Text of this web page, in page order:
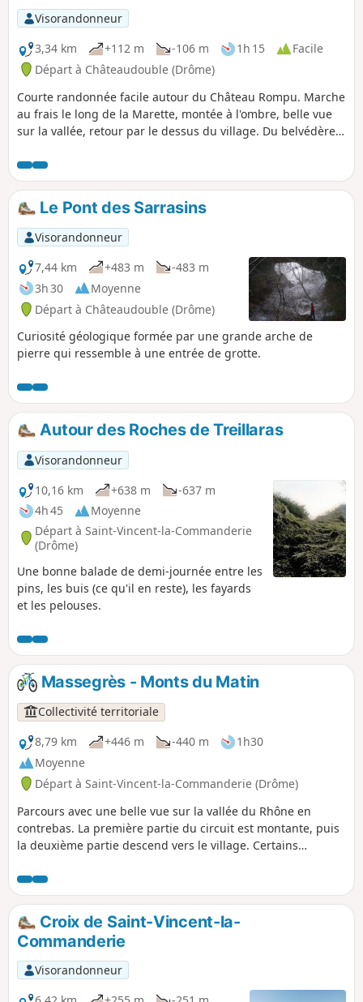
Visorandonneur
3,34 km
+112 m -106 m 1h 15
Facile
Départ à Châteaudouble (Drôme)
Courte randonnée facile autour du Château Rompu. Marche
au frais le long de la Marette, montée à l'ombre, belle vue
sur la vallée, retour par le dessus du village. Du belvédère,
Marguerite, le clocher de Montélier, etc. Une paire de
jumelle est toutefois un plus appréciable.
Le Pont des Sarrasins
Visorandonneur
7,44 km
+483 m
-483 m
3h 30
Moyenne
Départ à Châteaudouble (Drôme)
Curiosité géologique formée par une grande arche de
pierre qui ressemble à une entrée de grotte.
Autour des Roches de Treillaras
Visorandonneur
10,16 km
+638 m
-637 m
4h 45
Moyenne
Départ à Saint-Vincent-la-Commanderie
(Drôme)
Une bonne balade de demi-journée entre les
pins, les buis (ce qu'il en reste), les fayards
et les pelouses.
Massegrès - Monts du Matin
Collectivité territoriale
8,79 km
+446 m -440 m
1h30
Moyenne
Départ à Saint-Vincent-la-Commanderie (Drôme)
Parcours avec une belle vue sur la vallée du Rhône en
contrebas. La première partie du circuit est montante, puis
la deuxième partie descend vers le village. Certains
rejoindre les boucles n°15 et 16 pour rallonger l'itinéraire
au gré de vos envies !
Croix de Saint-Vincent-la-
Commanderie
Visorandonneur